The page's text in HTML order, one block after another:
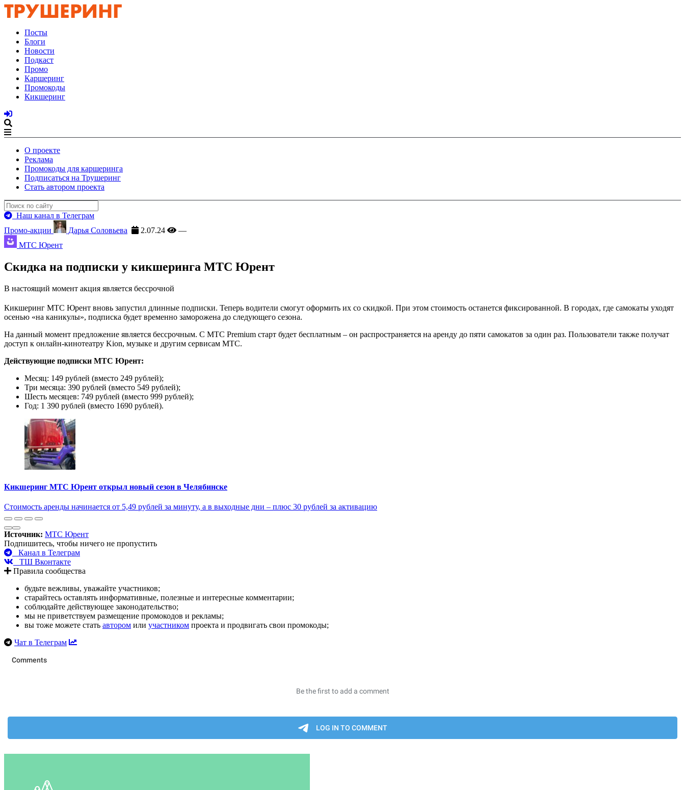
Посты
Блоги
Новости
Подкаст
Промо
Каршеринг
Промокоды
Кикшеринг
О проекте
Реклама
Промокоды для каршеринга
Подписаться на Трушеринг
Стать автором проекта
Наш канал в Телеграм
Промо-акции
Дарья Соловьева 2.07.24
—
МТС Юрент
Скидка на подписки у кикшеринга МТС Юрент
В настоящий момент акция является бессрочной
Кикшеринг МТС Юрент вновь запустил длинные подписки. Теперь водители смогут оформить их со скидкой. При этом стоимость останется фиксированной. В городах, где самокаты уходят
осенью «на каникулы», подписка будет временно заморожена до следующего сезона.
На данный момент предложение является бессрочным. С МТС Premium старт будет бесплатным – он распространяется на аренду до пяти самокатов за один раз. Пользователи также получат
доступ к онлайн-кинотеатру Kion, музыке и другим сервисам МТС.
Действующие подписки МТС Юрент:
Месяц: 149 рублей (вместо 249 рублей);
Три месяца: 390 рублей (вместо 549 рублей);
Шесть месяцев: 749 рублей (вместо 999 рублей);
Год: 1 390 рублей (вместо 1690 рублей).
Кикшеринг МТС Юрент открыл новый сезон в Челябинске
Стоимость аренды начинается от 5,49 рублей за минуту, а в выходные дни – плюс 30 рублей за активацию
Источник: МТС Юрент
Подпишитесь, чтобы ничего не пропустить
Канал в Телеграм
ТШ Вконтакте
Правила сообщества
будьте вежливы, уважайте участников;
старайтесь оставлять информативные, полезные и интересные комментарии;
соблюдайте действующее законодательство;
мы не приветствуем размещение промокодов и рекламы;
вы тоже можете стать автором или участником проекта и продвигать свои промокоды;
Чат в Телеграм